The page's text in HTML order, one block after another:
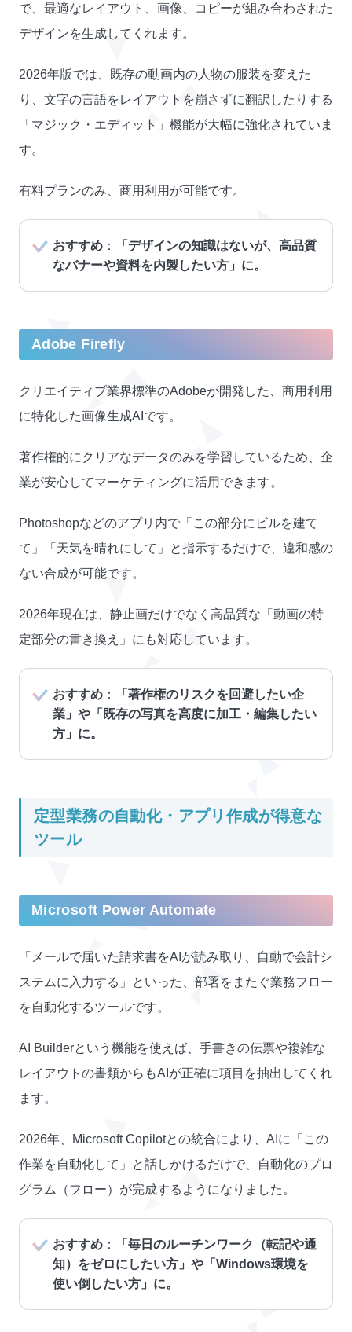
で、最適なレイアウト、画像、コピーが組み合わされた
デザインを生成してくれます。
2026年版では、既存の動画内の人物の服装を変えた
り、文字の言語をレイアウトを崩さずに翻訳したりする
「マジック・エディット」機能が大幅に強化されていま
す。
有料プランのみ、商用利用が可能です。
おすすめ ：
「デザインの知識はないが、高品質
なバナーや資料を内製したい方」に。
Adobe Firefly
クリエイティブ業界標準のAdobeが開発した、商用利用
に特化した画像生成AIです。
著作権的にクリアなデータのみを学習しているため、企
業が安心してマーケティングに活用できます。
Photoshopなどのアプリ内で「この部分にビルを建て
て」「天気を晴れにして」と指示するだけで、違和感の
ない合成が可能です。
2026年現在は、静止画だけでなく高品質な「動画の特
定部分の書き換え」にも対応しています。
おすすめ ：
「著作権のリスクを回避したい企
業」や「既存の写真を高度に加工・編集したい
方」に。
定型業務の自動化・アプリ作成が得意な
ツール
Microsoft Power Automate
「メールで届いた請求書をAIが読み取り、自動で会計シ
ステムに入力する」といった、部署をまたぐ業務フロー
を自動化するツールです。
AI Builderという機能を使えば、手書きの伝票や複雑な
レイアウトの書類からもAIが正確に項目を抽出してくれ
ます。
2026年、Microsoft Copilotとの統合により、AIに「この
作業を自動化して」と話しかけるだけで、自動化のプロ
グラム（フロー）が完成するようになりました。
おすすめ ：
「毎日のルーチンワーク（転記や通
知）をゼロにしたい方」や「Windows環境を
使い倒したい方」に。